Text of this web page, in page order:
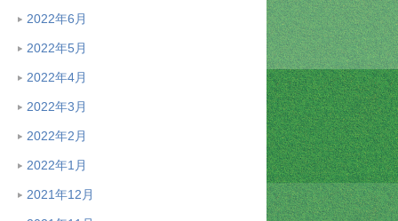
2022年6月
2022年5月
2022年4月
2022年3月
2022年2月
2022年1月
2021年12月